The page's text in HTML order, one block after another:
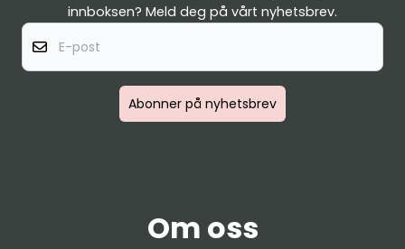
innboksen? Meld deg på vårt nyhetsbrev.
Abonner på nyhetsbrev
Om oss